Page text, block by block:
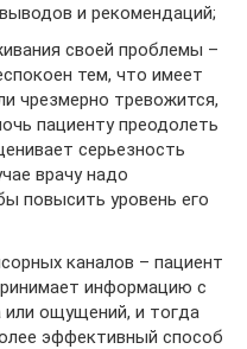
и рекомендаций;
своей проблемы –
тем, что имеет
чрезмерно тревожится,
пациенту преодолеть
серьезность
врачу надо
повысить уровень его
каналов – пациент
информацию с
ощущений, и тогда
эффективный способ